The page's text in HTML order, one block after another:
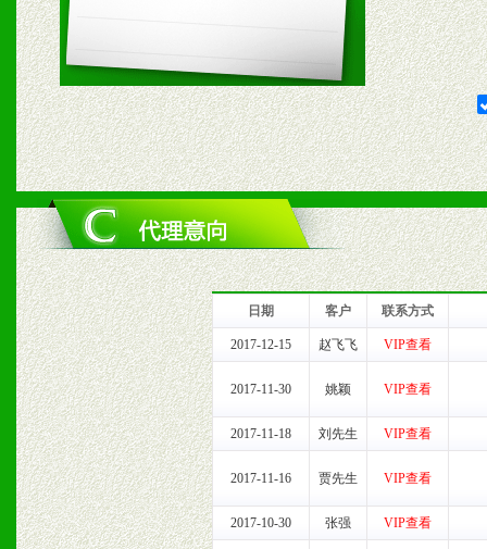
1、给予前期市场操作一定
2、对于临期，滞销品给予
六、服务优势
1、完善的信息服务咨询中
我们将及时回复您的疑问。
2、售后服务：突发性产品
以及时受理记录并合理妥
3、我们时刻整理各区销售
时收编销售效果显着的案
七、招商代理（全国各地）
日期 客户 联系方式
2017-12-15 赵飞飞 VIP查看
2017-11-30 姚颖 VIP查看
2017-11-18 刘先生 VIP查看
2017-11-16 贾先生 VIP查看
2017-10-30 张强 VIP查看